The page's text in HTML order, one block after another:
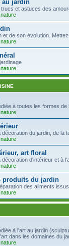
au jardin
et astuces des
et de son évolution.
à toutes les formes
du jardin, de la
art floral
d'intérieur et à
produits du jardin
des aliments
à l'art au jardin
dans les domaines du